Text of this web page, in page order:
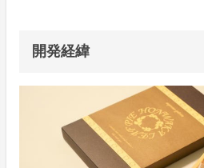
開発経緯